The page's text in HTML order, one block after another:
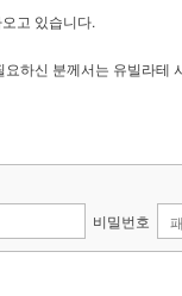
고 있습니다.
하신 분께서는 유빌라테
비밀번호